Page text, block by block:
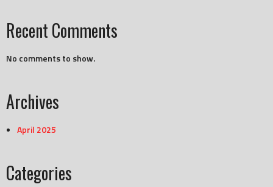
Recent Comments
No comments to show.
Archives
April 2025
Categories